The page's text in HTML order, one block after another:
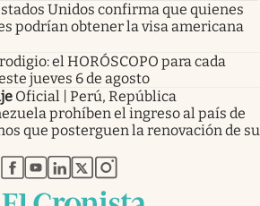
Unidos confirma que quienes
podrían obtener la visa americana
el HORÓSCOPO para cada
jueves 6 de agosto
Oficial | Perú, República
prohíben el ingreso al país de
que posterguen la renovación de su
abre en nueva pestaña
abre en nueva pestaña
abre en nueva pestaña
abre en nueva pestaña
abre en nueva pestaña